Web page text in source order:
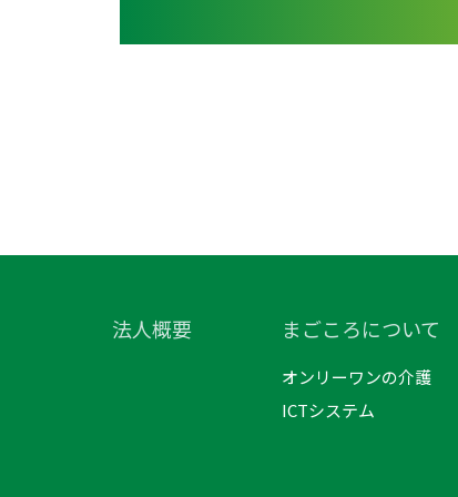
法人概要 まごころについて
オンリーワンの介護
ICTシステム